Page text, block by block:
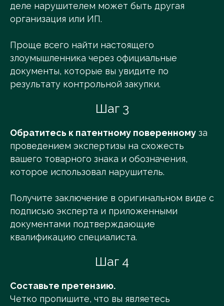
деле нарушителем может быть другая
организация или ИП.
Проще всего найти настоящего
злоумышленника через официальные
документы, которые вы увидите по
результату контрольной закупки.
Шаг 3
Обратитесь к патентному поверенному за
проведением экспертизы на схожесть
вашего товарного знака и обозначения,
которое использовал нарушитель.
Получите заключение в оригинальном виде с
подписью эксперта и приложенными
документами подтверждающие
квалификацию специалиста.
Шаг 4
Составьте претензию.
Четко пропишите, что вы являетесь